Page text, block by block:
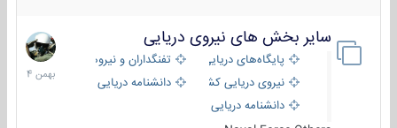
سایر بخش های نیروی دریایی
پایگاه‌های دریایی
تفنگداران و نیروهای ویژه‌ی دریایی
نیروی دریایی کشورهای مختلفدانشنامه دریایی
دانشنامه دریایی کپی
22
بهمن
1404